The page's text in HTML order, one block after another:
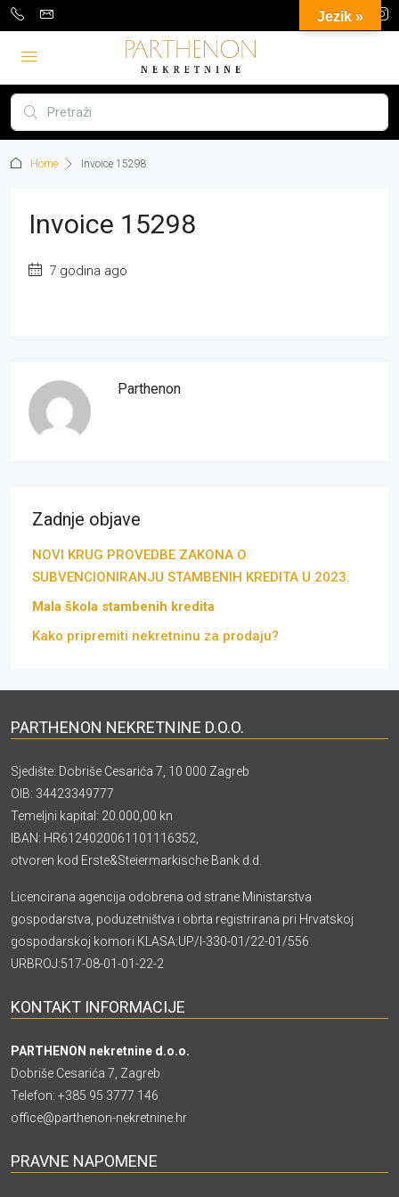
Home Invoice 15298
Invoice 15298
7 godina ago
Parthenon
Zadnje objave
NOVI KRUG PROVEDBE ZAKONA O
SUBVENCIONIRANJU STAMBENIH KREDITA U 2023.
Mala škola stambenih kredita
Kako pripremiti nekretninu za prodaju?
PARTHENON NEKRETNINE D.O.O.
Sjedište: Dobriše Cesarića 7, 10 000 Zagreb
OIB: 34423349777
Temeljni kapital: 20.000,00 kn
IBAN: HR6124020061101116352,
otvoren kod Erste&Steiermarkische Bank d.d.
Licencirana agencija odobrena od strane Ministarstva
gospodarstva, poduzetništva i obrta registrirana pri Hrvatskoj
gospodarskoj komori KLASA:UP/I-330-01/22-01/556
URBROJ:517-08-01-01-22-2
KONTAKT INFORMACIJE
PARTHENON nekretnine d.o.o.
Dobriše Cesarića 7, Zagreb
Telefon: +385 95 3777 146
office@parthenon-nekretnine.hr
PRAVNE NAPOMENE
Jezik »